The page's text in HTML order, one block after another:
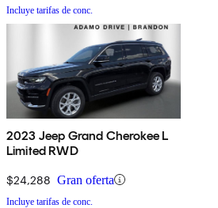
Incluye tarifas de conc.
2023 Jeep Grand Cherokee L
Limited RWD
$24,288 Gran oferta
Incluye tarifas de conc.